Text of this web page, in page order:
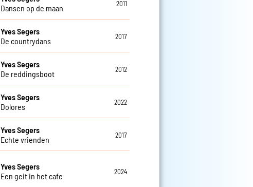
Dansen op de maan
2011
Yves Segers
De countrydans
2017
Yves Segers
De reddingsboot
2012
Yves Segers
Dolores
2022
Yves Segers
Echte vrienden
2017
Yves Segers
Een geit in het cafe
2024